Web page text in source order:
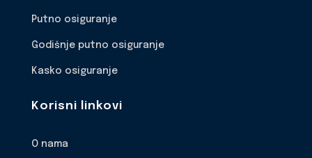
Putno osiguranje
Godišnje putno osiguranje
Kasko osiguranje
Korisni linkovi
O nama